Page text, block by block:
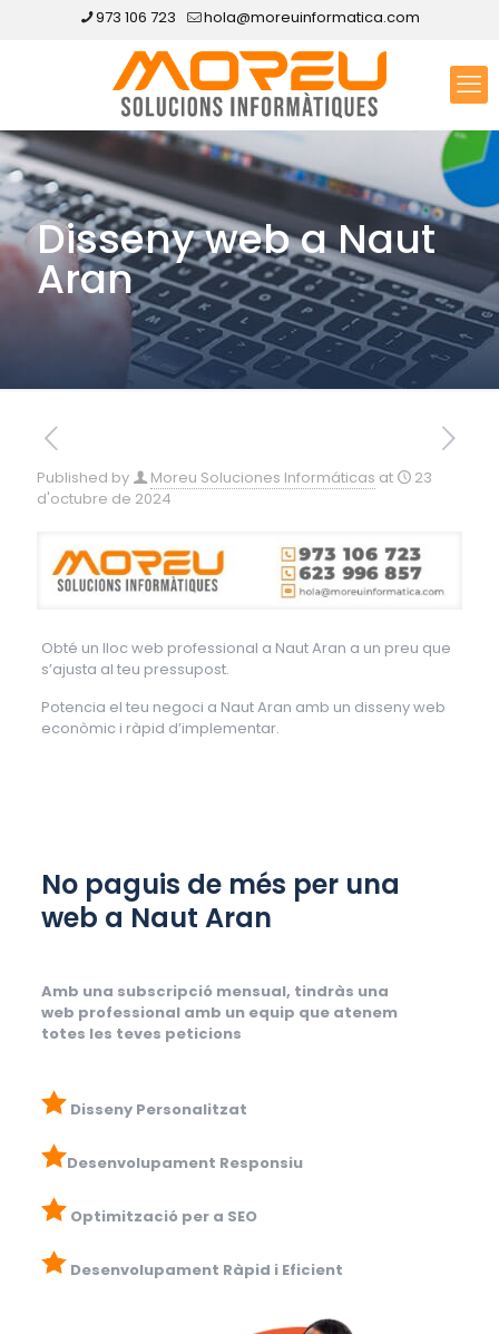
973 106 723 hola@moreuinformatica.com
Disseny web a Naut
Aran
Published by Moreu Soluciones Informáticas at
23
d'octubre de 2024
Obté un lloc web professional a Naut Aran a un preu que
s’ajusta al teu pressupost.
Potencia el teu negoci a Naut Aran amb un disseny web
econòmic i ràpid d’implementar.
No paguis de més per una
web a Naut Aran
Amb una subscripció mensual, tindràs una
web professional amb un equip que atenem
totes les teves peticions
Disseny Personalitzat
Desenvolupament Responsiu
Optimització per a SEO
Desenvolupament Ràpid i Eficient